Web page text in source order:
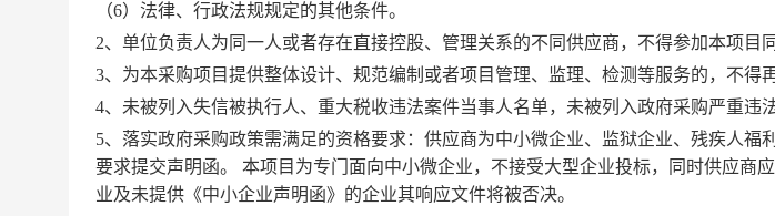
（6）法律、行政法规规定的其他条件。
2、单位负责人为同一人或者存在直接控股、管理关系的不同供应商，不得参加本项目
3、为本采购项目提供整体设计、规范编制或者项目管理、监理、检测等服务的，不得
4、未被列入失信被执行人、重大税收违法案件当事人名单，未被列入政府采购严重违
5、落实政府采购政策需满足的资格要求：供应商为中小微企业、监狱企业、残疾人福
要求提交声明函。 本项目为专门面向中小微企业，不接受大型企业投标，同时供应商
业及未提供《中小企业声明函》的企业其响应文件将被否决。